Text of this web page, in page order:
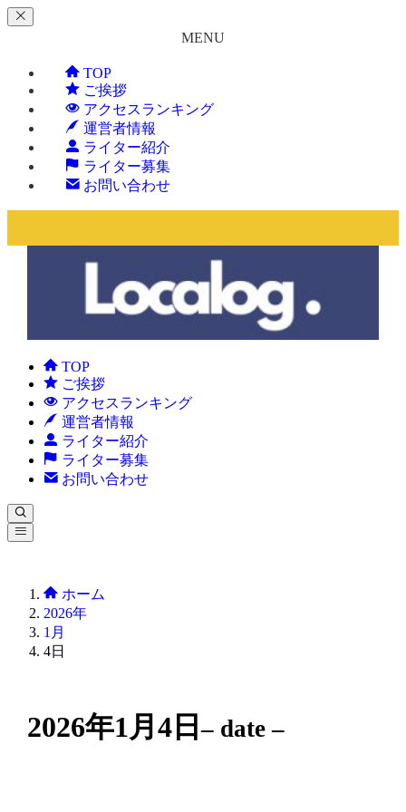
MENU
TOP
ご挨拶
アクセスランキング
運営者情報
ライター紹介
ライター募集
お問い合わせ
TOP
ご挨拶
アクセスランキング
運営者情報
ライター紹介
ライター募集
お問い合わせ
ホーム
2026年
1月
4日
2026年1月4日– date –